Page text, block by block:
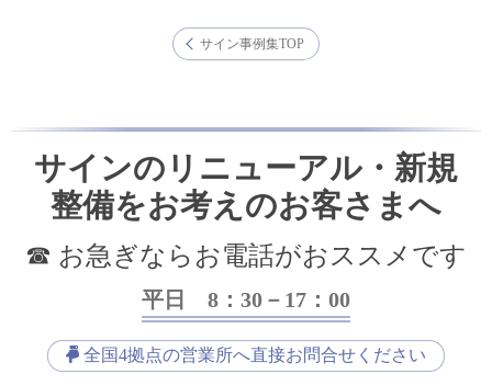
サイン事例集TOP
サインのリニューアル・新規
整備をお考えのお客さまへ
☎ お急ぎならお電話がおススメです
平日 8：30－17：00
全国4拠点の営業所へ直接お問合せください